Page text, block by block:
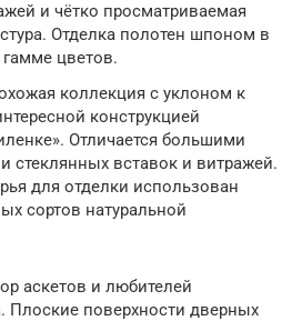
и чётко просматриваемая
Отделка полотен шпоном в
цветов.
коллекция с уклоном к
конструкцией
Отличается большими
стеклянных вставок и витражей.
для отделки использован
сортов натуральной
аскетов и любителей
поверхности дверных